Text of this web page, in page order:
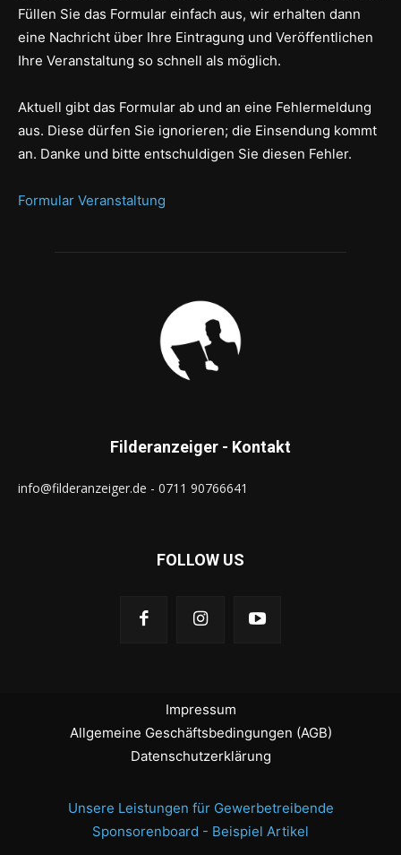
Füllen Sie das Formular einfach aus, wir erhalten dann
eine Nachricht über Ihre Eintragung und Veröffentlichen
Ihre Veranstaltung so schnell als möglich.
Aktuell gibt das Formular ab und an eine Fehlermeldung
aus. Diese dürfen Sie ignorieren; die Einsendung kommt
an. Danke und bitte entschuldigen Sie diesen Fehler.
Formular Veranstaltung
Filderanzeiger - Kontakt
info@filderanzeiger.de - 0711 90766641
FOLLOW US
Impressum
Allgemeine Geschäftsbedingungen (AGB)
Datenschutzerklärung
Unsere Leistungen für Gewerbetreibende
Sponsorenboard - Beispiel Artikel